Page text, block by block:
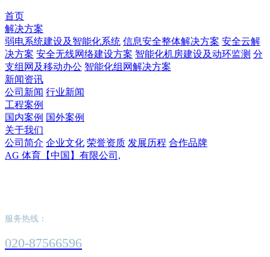
首页
解决方案
弱电系统建设及智能化系统 信息安全整体解决方案 安全云解
决方案 安全无线网络建设方案 智能化机房建设及动环监测 分
支组网及移动办公 智能化组网解决方案
新闻资讯
公司新闻 行业新闻
工程案例
国内案例 国外案例
关于我们
公司简介 企业文化 荣誉资质 发展历程 合作品牌
AG 体育【中国】有限公司,
服务热线：
020-87566596